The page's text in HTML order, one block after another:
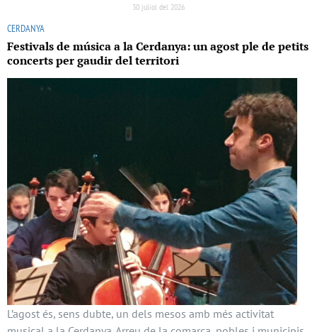
30 juliol del 2026
CERDANYA
Festivals de música a la Cerdanya: un agost ple de petits
concerts per gaudir del territori
L’agost és, sens dubte, un dels mesos amb més activitat